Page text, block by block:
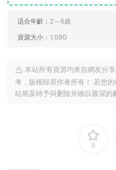
适合年齡： 2～6歲
資源大小： 1.09G
本站所有資源均來自網友分
考，版權歸原作者所有！ 若您
站将及時予與删除并緻以最深的
0